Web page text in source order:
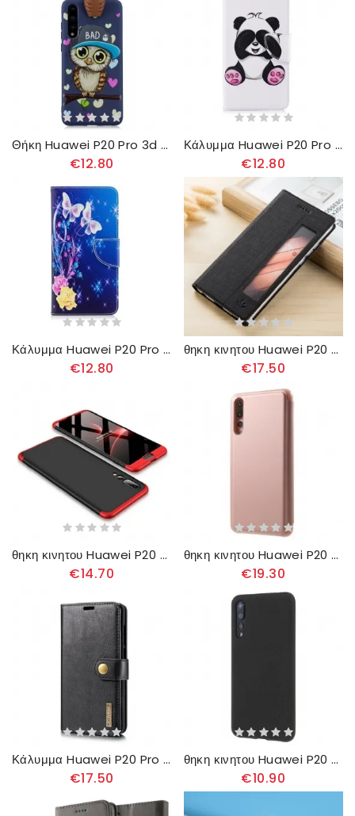
Θήκη Huawei P20 Pro 3d Bad Owl Fun
€12.80
Κάλυμμα Huawei P20 Pro Panda Fun
€12.80
Κάλυμμα Huawei P20 Pro Πεταλούδες Στη Νύχτα
€12.80
θηκη κινητου Huawei P20 Pro Υφή
€17.50
θηκη κινητου Huawei P20 Pro Gkk Αποσπώμενο
€14.70
θηκη κινητου Huawei P20 Pro Θήκη Flip Καθρέφτης Και Δερμάτινο Εφέ
€19.30
Κάλυμμα Huawei P20 Pro Γδ. Ming Αποσπώμενο
€17.50
θηκη κινητου Huawei P20 Pro Ματ Σιλικόνη
€10.90